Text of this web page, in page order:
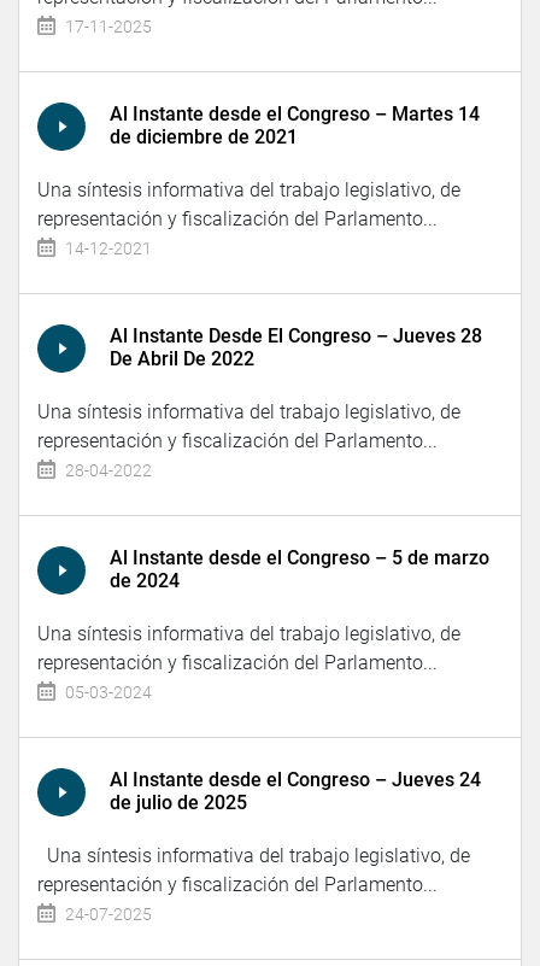
17-11-2025
Al Instante desde el Congreso – Martes 14
de diciembre de 2021
Una síntesis informativa del trabajo legislativo, de
representación y fiscalización del Parlamento...
14-12-2021
Al Instante Desde El Congreso – Jueves 28
De Abril De 2022
Una síntesis informativa del trabajo legislativo, de
representación y fiscalización del Parlamento...
28-04-2022
Al Instante desde el Congreso – 5 de marzo
de 2024
Una síntesis informativa del trabajo legislativo, de
representación y fiscalización del Parlamento...
05-03-2024
Al Instante desde el Congreso – Jueves 24
de julio de 2025
Una síntesis informativa del trabajo legislativo, de
representación y fiscalización del Parlamento...
24-07-2025